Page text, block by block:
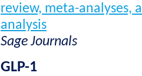
review, meta-analyses,
analysis
Sage Journals
GLP-1